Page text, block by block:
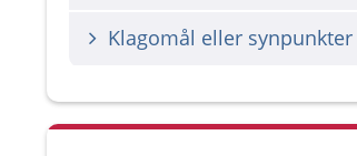
Klagomål eller